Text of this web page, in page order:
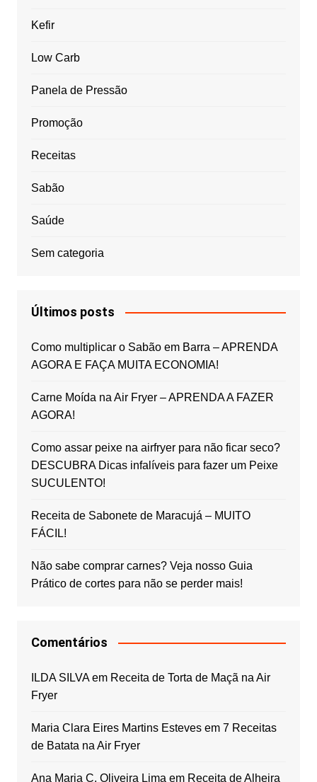
Kefir
Low Carb
Panela de Pressão
Promoção
Receitas
Sabão
Saúde
Sem categoria
Últimos posts
Como multiplicar o Sabão em Barra – APRENDA
AGORA E FAÇA MUITA ECONOMIA!
Carne Moída na Air Fryer – APRENDA A FAZER
AGORA!
Como assar peixe na airfryer para não ficar seco?
DESCUBRA Dicas infalíveis para fazer um Peixe
SUCULENTO!
Receita de Sabonete de Maracujá – MUITO
FÁCIL!
Não sabe comprar carnes? Veja nosso Guia
Prático de cortes para não se perder mais!
Comentários
ILDA SILVAem Receita de Torta de Maçã na Air
Fryer
Maria Clara Eires Martins Estevesem 7 Receitas
de Batata na Air Fryer
Ana Maria C. Oliveira Lima em Receita de Alheira